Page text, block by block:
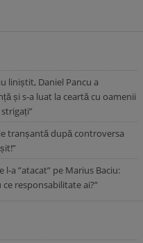
liniștit, Daniel Pancu a
și s-a luat la ceartă cu oamenii
tranșantă după controversa
a ”atacat” pe Marius Baciu:
ce responsabilitate ai?”